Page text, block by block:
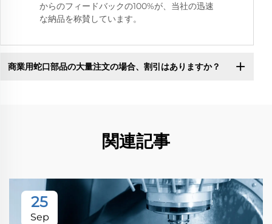
からのフィードバックの100%が、当社の迅速
な納品を称賛しています。
商業用蛇口部品の大量注文の場合、割引はありますか？
関連記事
25
Sep